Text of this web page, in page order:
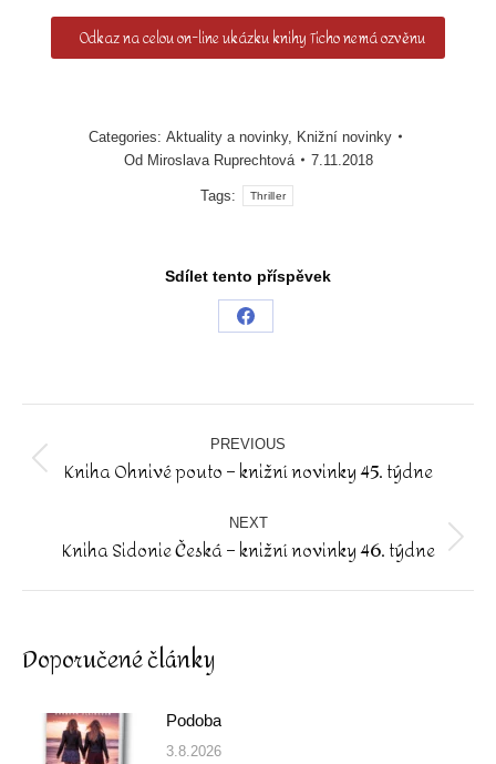
Odkaz na celou on-line ukázku knihy Ticho nemá ozvěnu
Categories: Aktuality a novinky, Knižní novinky
Od Miroslava Ruprechtová 7.11.2018
Tags: Thriller
Sdílet tento příspěvek
Share
Post
navigation PREVIOUS
Previous
Kniha Ohnivé pouto – knižní novinky 45. týdne
NEXT
Next
Kniha Sidonie Česká – knižní novinky 46. týdne
Doporučené články
Podoba
3.8.2026